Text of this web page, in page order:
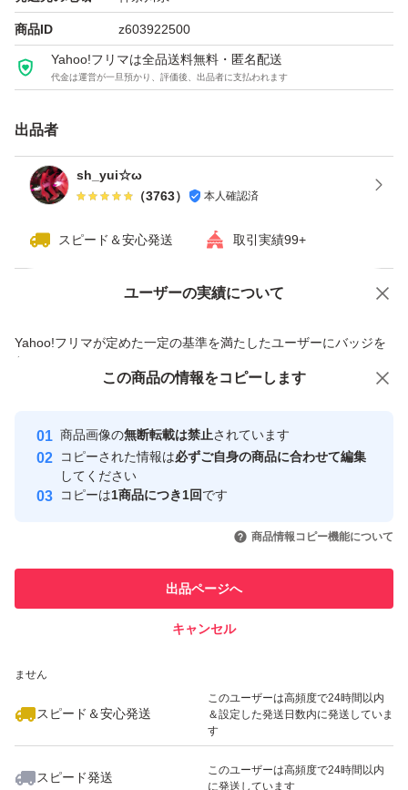
を利用できます。
64 ビット版または 32 ビット版の Office バージョンを選
択する場合、インストール を選択し、希望の [言語とバー
ジョン] (64 または 32 ビット版) を選び、[インストール]
注：商品到着後、3日以内にインストールおよび認証をお
願いいたします。3日以内に認証の確認ができない場合
は、対応いたしかねますのでご了承ください。なお、操作
が可能な方に限り、認証完了後は永久保証とさせていただ
す。
商品ID z603922500
Yahoo!フリマは全品送料無料・匿名配送
代金は運営が一旦預かり、評価後、出品者に支払われます
出品者
sh_yui☆ω
（3763） 本人確認済
スピード＆安心発送 取引実績99+
ユーザーの実績について
Yahoo!フリマが定めた一定の基準を満たしたユーザーにバッジを
付与しています
安心取引出品者
心・安全なユーザーです
取引実績
引を完了させた実績があります
での取引実績があります
ません
スピード＆安心発送
このユーザーは高頻度で24時間以内
＆設定した発送日数内に発送していま
す
スピード発送
このユーザーは高頻度で24時間以内
に発送しています
価格の相談 商品への質問
この商品の情報をコピーします
商品画像の無断転載は禁止されています
コピーされた情報は必ずご自身の商品に合わせて編集
してください
コピーは1商品につき1回です
商品情報コピー機能について
出品ページへ
キャンセル
この商品をみている人にオススメ